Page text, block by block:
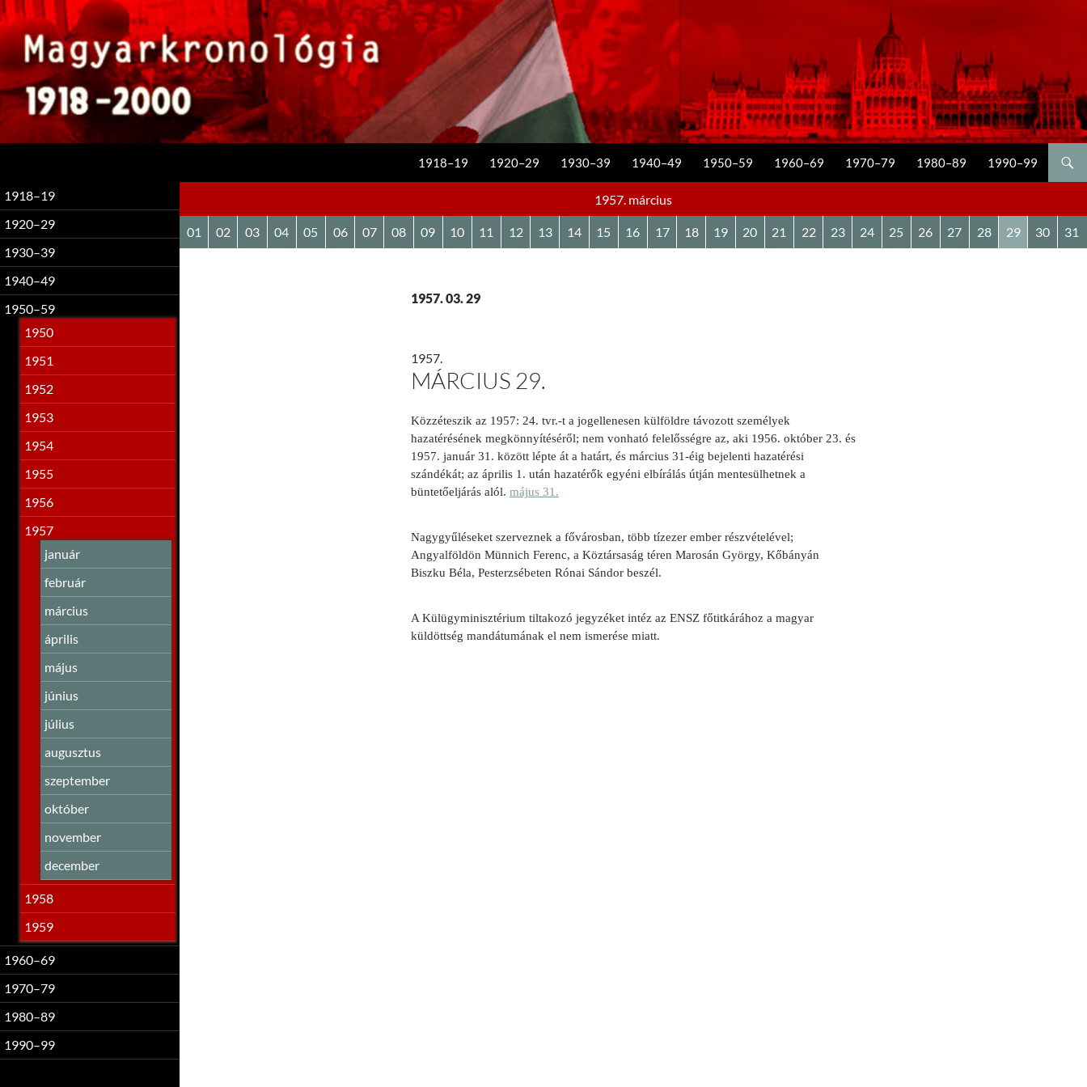
1918–19 1920–29 1930–39 1940–49 1950–59 1960–69 1970–79 1980–89 1990–99
1957. március
01 02 03 04 05 06 07 08 09 10 11 12 13 14 15 16 17 18 19 20 21 22 23 24 25 26 27 28 29 30 31
1957. 03. 29
1957.
MÁRCIUS 29.
Közzéteszik az 1957: 24. tvr.-t a jogellenesen külföldre távozott személyek
hazatérésének megkönnyítéséről; nem vonható felelősségre az, aki 1956. október 23. és
1957. január 31. között lépte át a határt, és március 31-éig bejelenti hazatérési
szándékát; az április 1. után hazatérők egyéni elbírálás útján mentesülhetnek a
büntetőeljárás alól. május 31.
Nagygyűléseket szerveznek a fővárosban, több tízezer ember részvételével;
Angyalföldön Münnich Ferenc, a Köztársaság téren Marosán György, Kőbányán
Biszku Béla, Pesterzsébeten Rónai Sándor beszél.
A Külügyminisztérium tiltakozó jegyzéket intéz az ENSZ főtitkárához a magyar
küldöttség mandátumának el nem ismerése miatt.
1918–19
1920–29
1930–39
1940–49
1950–59
1950
1951
1952
1953
1954
1955
1956
1957
január
február
március
április
május
június
július
augusztus
szeptember
október
november
december
1958
1959
1960–69
1970–79
1980–89
1990–99